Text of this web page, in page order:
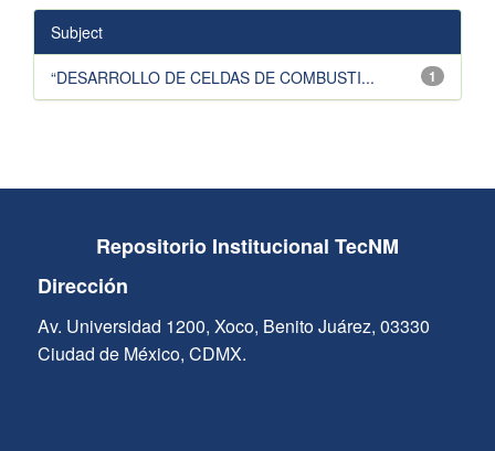
Subject
1
“DESARROLLO DE CELDAS DE COMBUSTI...
Repositorio Institucional TecNM
Dirección
Av. Universidad 1200, Xoco, Benito Juárez, 03330
Ciudad de México, CDMX.